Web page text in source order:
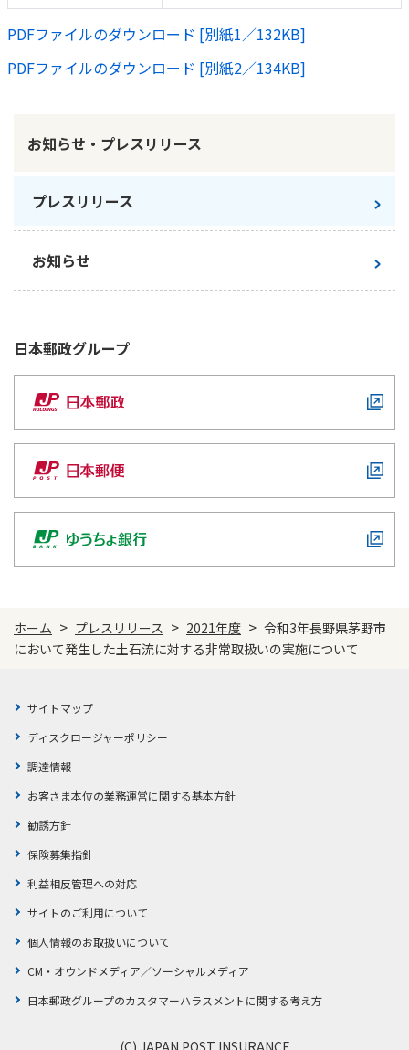
PDFファイルのダウンロード [別紙1／132KB]
PDFファイルのダウンロード [別紙2／134KB]
お知らせ・プレスリリース
プレスリリース
お知らせ
日本郵政グループ
ホーム > プレスリリース > 2021年度 > 令和3年長野県茅野市
において発生した土石流に対する非常取扱いの実施について
サイトマップ
ディスクロージャーポリシー
調達情報
お客さま本位の業務運営に関する基本方針
勧誘方針
保険募集指針
利益相反管理への対応
サイトのご利用について
個人情報のお取扱いについて
CM・オウンドメディア／ソーシャルメディア
日本郵政グループのカスタマーハラスメントに関する考え方